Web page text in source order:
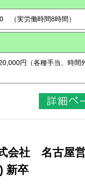
（実労働時間8時間）
円（各種手当、時間
会社 名古屋
新卒